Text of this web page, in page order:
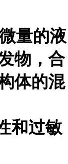
量的液
物，合
体的混
和过敏